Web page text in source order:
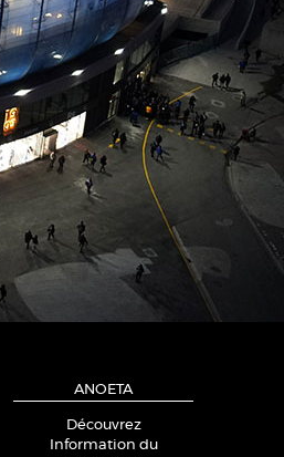
ANOETA
Découvrez
Information du